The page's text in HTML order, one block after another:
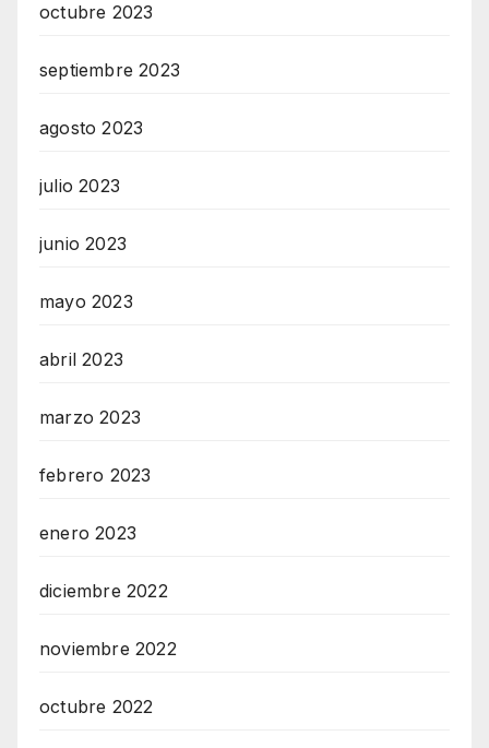
octubre 2023
septiembre 2023
agosto 2023
julio 2023
junio 2023
mayo 2023
abril 2023
marzo 2023
febrero 2023
enero 2023
diciembre 2022
noviembre 2022
octubre 2022